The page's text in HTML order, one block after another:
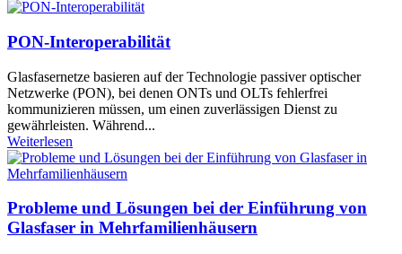
PON-Interoperabilität
Glasfasernetze basieren auf der Technologie passiver optischer
Netzwerke (PON), bei denen ONTs und OLTs fehlerfrei
kommunizieren müssen, um einen zuverlässigen Dienst zu
gewährleisten. Während...
Weiterlesen
Probleme und Lösungen bei der Einführung von
Glasfaser in Mehrfamilienhäusern